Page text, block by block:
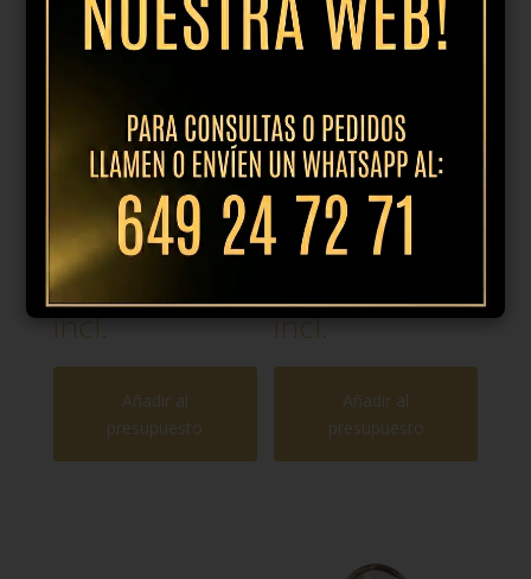
Plato postre
21cm dune
azul
12,95€IVA
incl.
Añadir al
presupuesto
Plato llano
28cm dune
azul
19,95€IVA
incl.
Añadir al
presupuesto